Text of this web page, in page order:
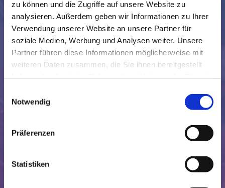
zu können und die Zugriffe auf unsere Website zu
analysieren. Außerdem geben wir Informationen zu Ihrer
Verwendung unserer Website an unsere Partner für
soziale Medien, Werbung und Analysen weiter. Unsere
Partner führen diese Informationen möglicherweise mit
weiteren Daten zusammen, die Sie ihnen bereitgestellt
Notwendig
Präferenzen
Statistiken
Pre-/Postnatalyoga • Faszienyoga • Yoga am Stuhl •
Yoga für Senioren & Späteinsteiger •
YinAwakeningyoga (r) Ausbilderin • Aromayoga
Geprüfte Fachpraktikerin für Massage, Wellness
& Prävention / Staatlich zugelassene
Ausbildung
Sen • Triggerpunktbehandlung/ Elektroakupunktur •
Raindrop® Massage
• Entspannungstrainerin • Klangschalenpraktikerin •